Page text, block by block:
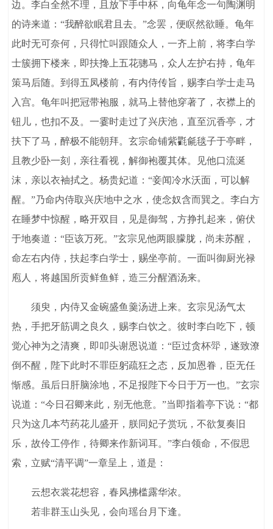
边。李白全然不理，且放下手中杯，向龟年念一句陶渊明
的诗来道：“我醉欲眠君且去。”念罢，便瞑然欲睡。龟年
此时无可奈何，只得忙叫跟随众人，一齐上前，将李白学
士簇拥下楼来，即扶搀上五花骢马，众人左护右持，龟年
策马后随。到得五凤楼前，有内侍传旨，赐李白学士走马
入宫。龟年叫把冠带袍服，就马上替他穿著了，衣襟上的
钮儿，也扣不及。一霎时走过了兴庆池，直至沉香亭，才
扶下了马，醉极不能朝拜。玄宗命铺紫氍毹毯子于亭畔，
且教少卧一刻，亲往看视，解御袍覆其体。见他口流涎
沫，亲以衣袖拭之。杨贵妃道：“妾闻冷水沃面，可以解
醒。”乃命内侍取兴庆地中之水，使念奴含而巽之。李白方
在睡梦中惊醒，略开双目，见是御驾，方挣扎起来，俯伏
于地奏道：“臣该万死。”玄宗见他两眼朦胧，尚未苏醒，
命左右内侍，扶起李白学士，赐坐亭前。一面叫御厨光禄
庖人，将越国所贡鲜鱼鲜，造三分醒酒汤来。
须臾，内侍又金碗盛鱼羹汤进上来。玄宗见汤气太
热，手把牙筋调之良久，赐李白饮之。彼时李白吃下，顿
觉心神为之清爽，即叩头谢恩说道：“臣过贪杯斝，遂致潦
倒不醒，陛下此时不罪臣躬疏狂之态，反加恩眷，臣无任
惭感。虽后日肝脑涂地，不足报陛下今日于万一也。”玄宗
说道：“今日召卿来此，别无他意。”当即指着亭下说：“都
只为这几本芍药花儿盛开，朕同妃子赏玩，不欲复奏旧
乐，故伶工停作，待卿来作新词耳。”李白领命，不假思
索，立赋“清平调”一章呈上，道是：
云想衣裳花想容，春风拂槛露华浓。
若非群玉山头见，会向瑶台月下逢。